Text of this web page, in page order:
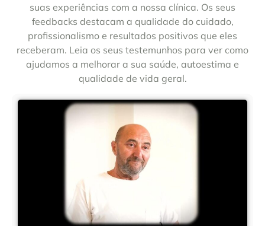
suas experiências com a nossa clínica. Os seus
feedbacks destacam a qualidade do cuidado,
profissionalismo e resultados positivos que eles
receberam. Leia os seus testemunhos para ver como
ajudamos a melhorar a sua saúde, autoestima e
qualidade de vida geral.